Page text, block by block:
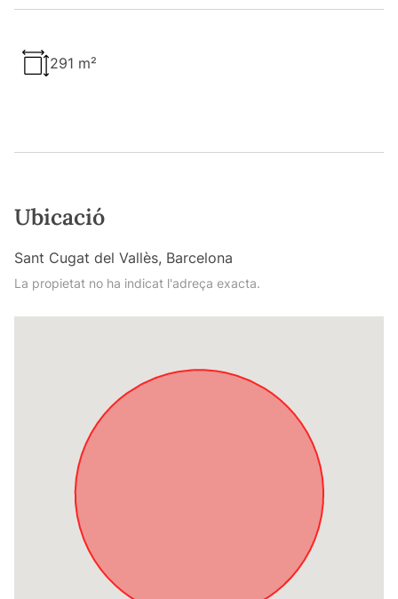
291 m²
Ubicació
Sant Cugat del Vallès, Barcelona
La propietat no ha indicat l'adreça exacta.